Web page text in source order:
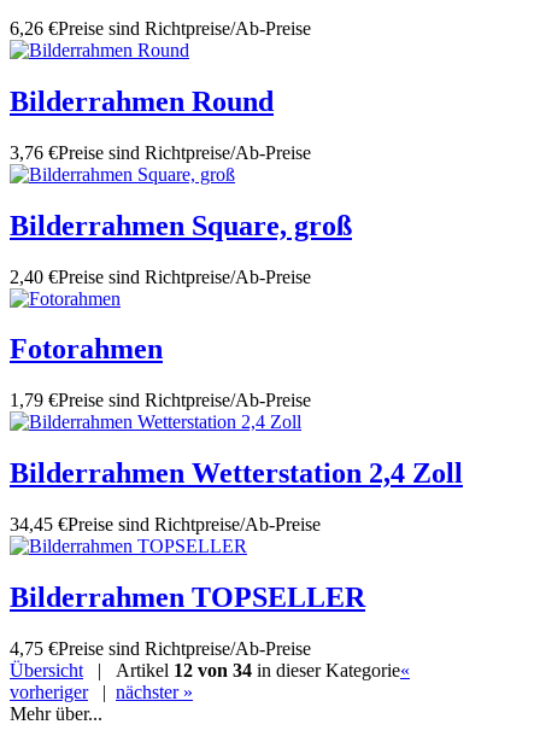
6,26 €Preise sind Richtpreise/Ab-Preise
Bilderrahmen Round
3,76 €Preise sind Richtpreise/Ab-Preise
Bilderrahmen Square, groß
2,40 €Preise sind Richtpreise/Ab-Preise
Fotorahmen
1,79 €Preise sind Richtpreise/Ab-Preise
Bilderrahmen Wetterstation 2,4 Zoll
34,45 €Preise sind Richtpreise/Ab-Preise
Bilderrahmen TOPSELLER
4,75 €Preise sind Richtpreise/Ab-Preise
Übersicht | Artikel 12 von 34 in dieser Kategorie«
vorheriger| nächster »
Mehr über...